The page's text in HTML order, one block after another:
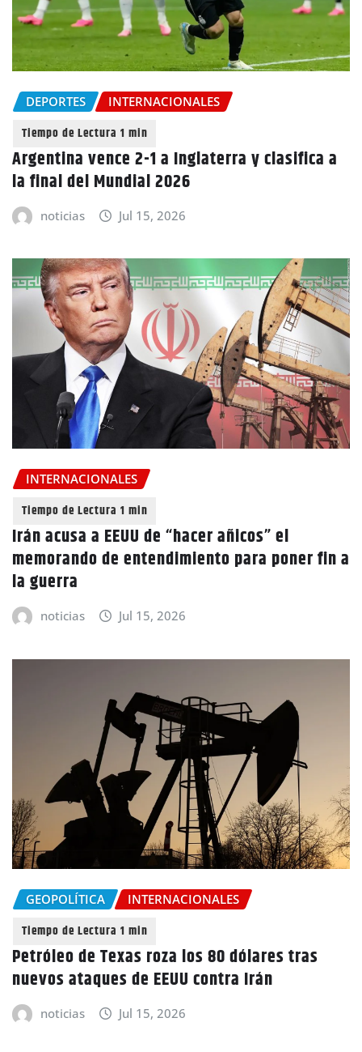
DEPORTES INTERNACIONALES
Argentina vence 2-1 a Inglaterra y clasifica a
la final del Mundial 2026
noticias Jul 15, 2026
INTERNACIONALES
Irán acusa a EEUU de “hacer añicos” el
memorando de entendimiento para poner fin a
la guerra
noticias Jul 15, 2026
GEOPOLÍTICA INTERNACIONALES
Petróleo de Texas roza los 80 dólares tras
nuevos ataques de EEUU contra Irán
noticias Jul 15, 2026